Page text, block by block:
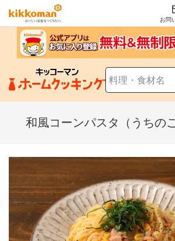
お問
和風コーンパスタ（うちの